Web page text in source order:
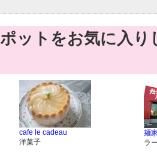
ットをお気に入
cafe le cadeau
洋菓子
麺
ラ